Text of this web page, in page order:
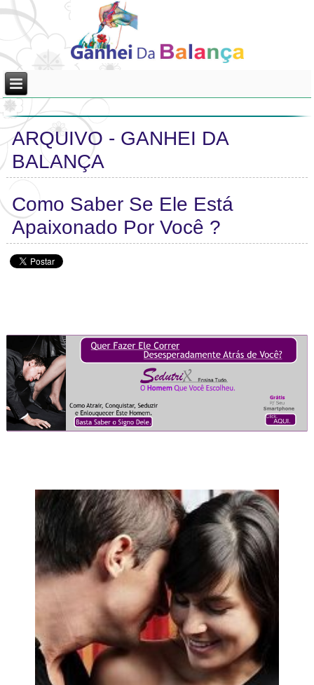
ARQUIVO - GANHEI DA
BALANÇA
Como Saber Se Ele Está
Apaixonado Por Você ?